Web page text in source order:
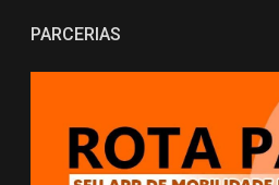
PARCERIAS